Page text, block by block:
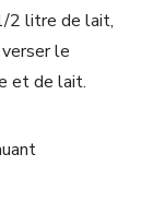
2 litre de lait,
le
et de lait.